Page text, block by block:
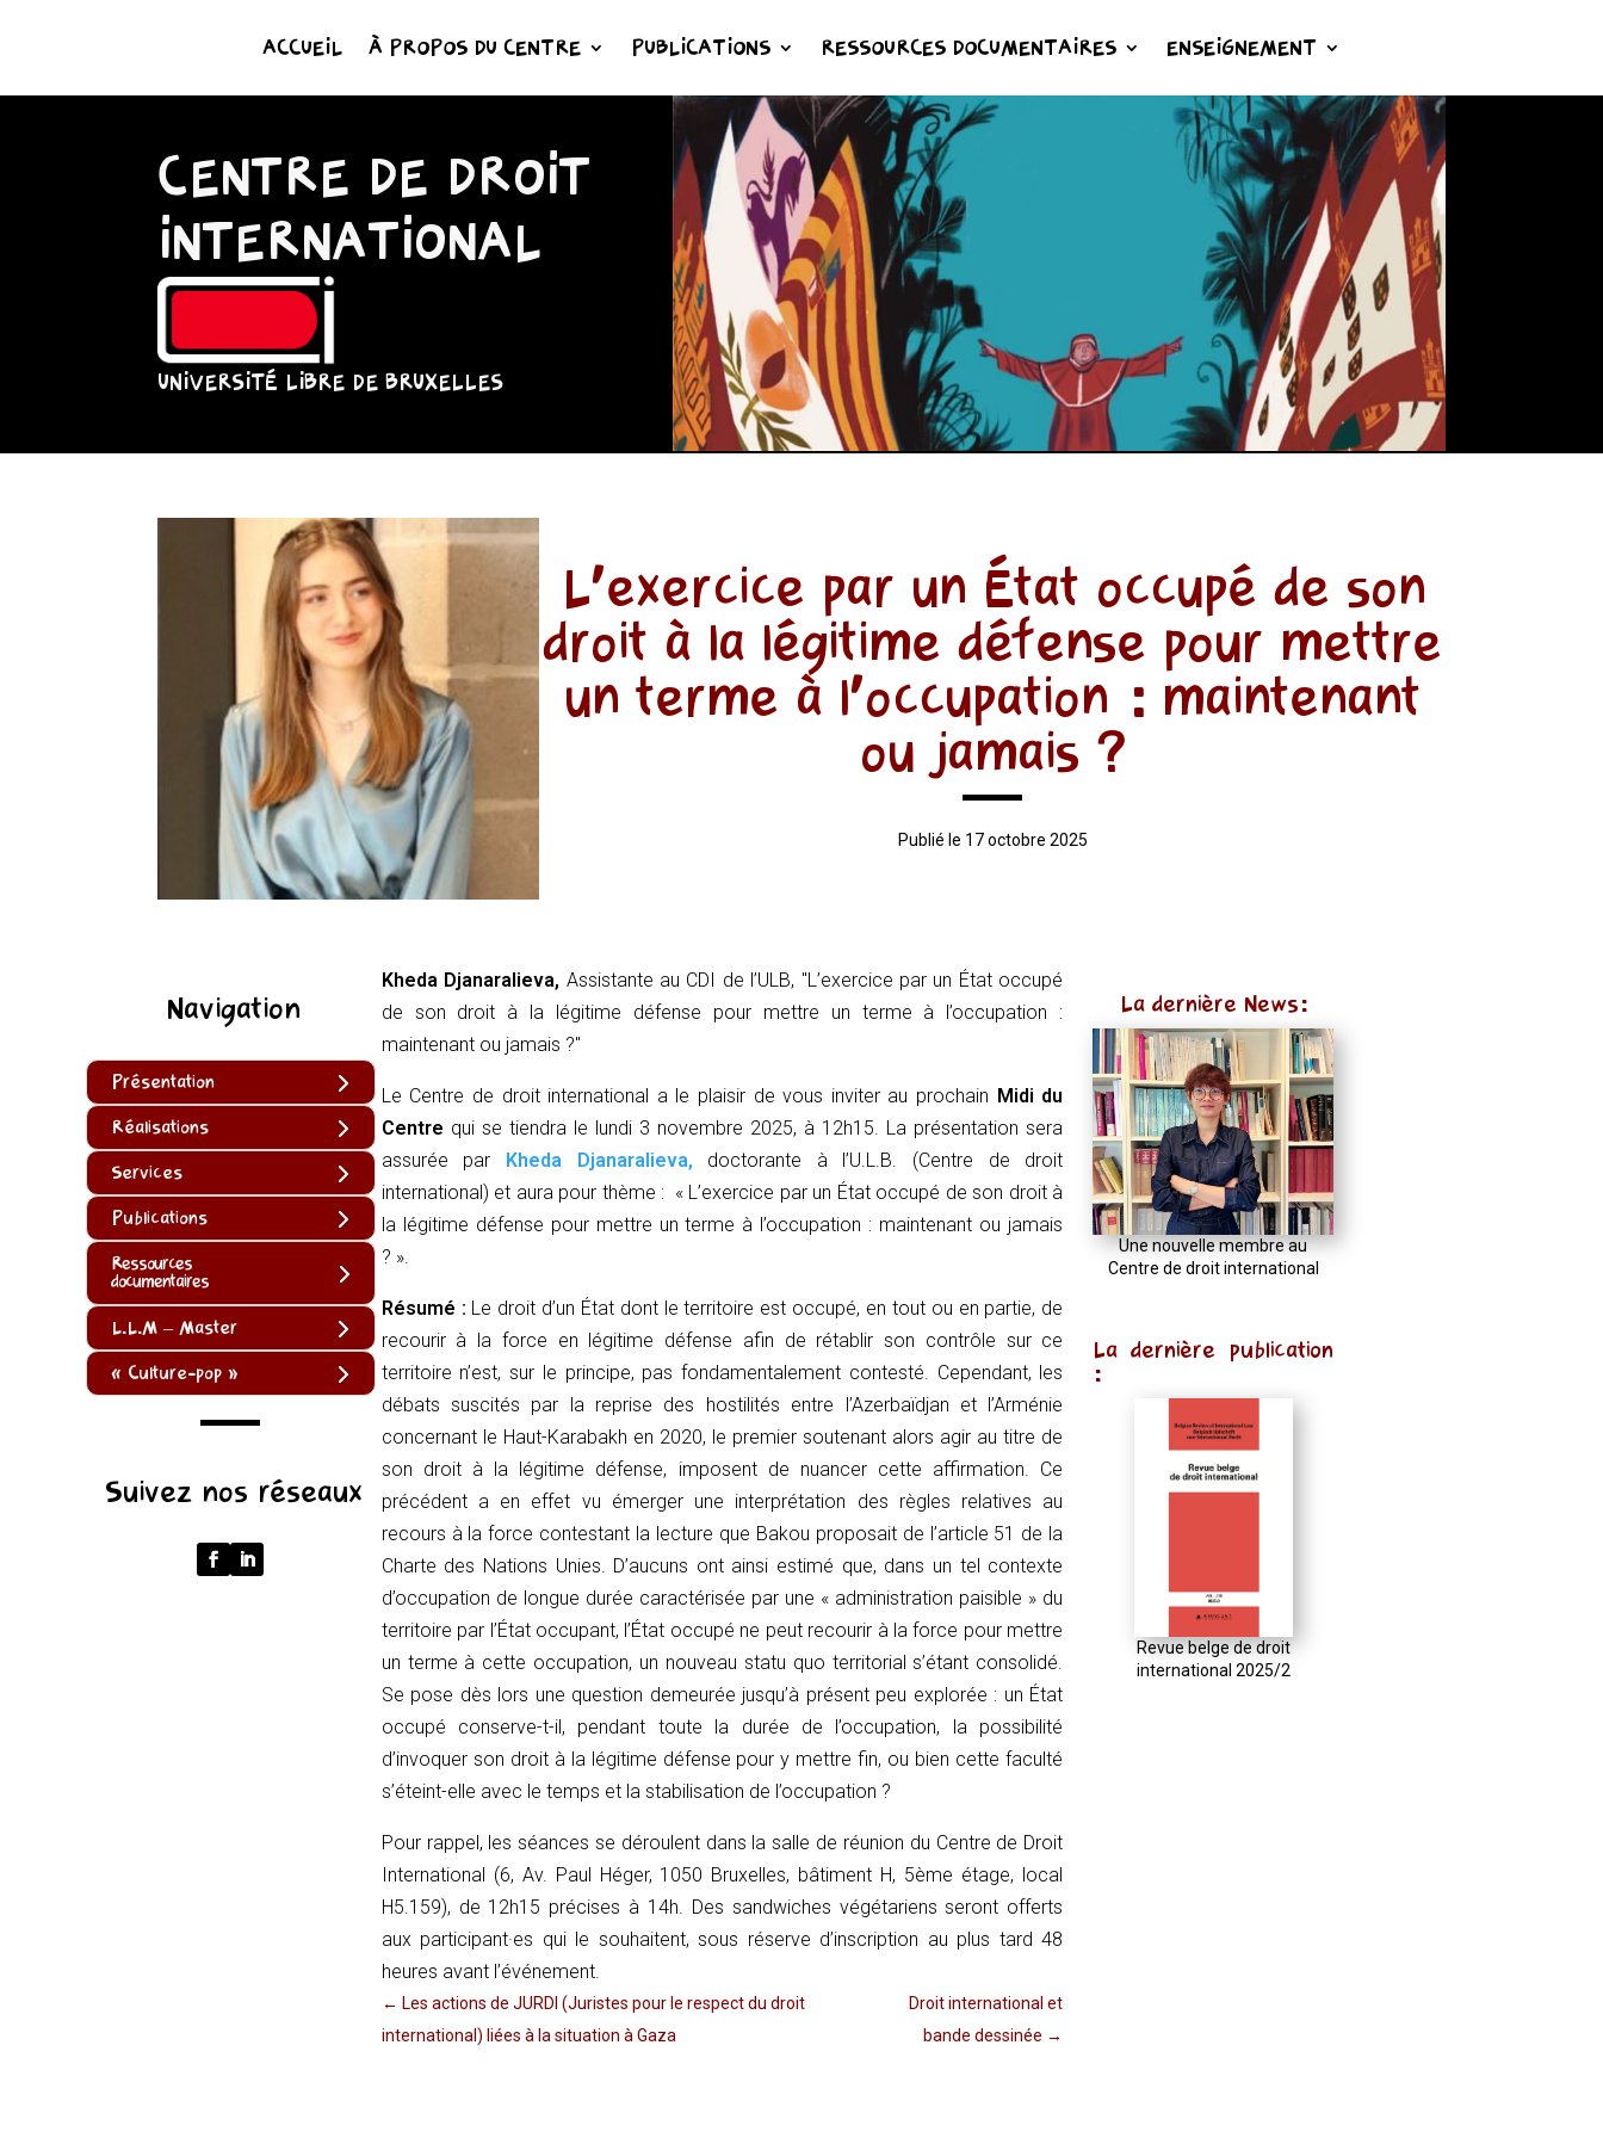
ACCUEIL À PROPOS DU CENTRE PUBLICATIONS RESSOURCES DOCUMENTAIRES ENSEIGNEMENT
CENTRE DE DROIT
INTERNATIONAL
UNIVERSITÉ LIBRE DE BRUXELLES
L’exercice par un État occupé de son
droit à la légitime défense pour mettre
un terme à l’occupation : maintenant
ou jamais ?
Publié le 17 octobre 2025
Navigation
Présentation
Réalisations
Services
Publications
Ressources
documentaires
L.L.M – Master
« Culture-pop »
Suivez nos réseaux
Kheda Djanaralieva, Assistante au CDI de l’ULB, "L’exercice par un État occupé
de son droit à la légitime défense pour mettre un terme à l’occupation :
maintenant ou jamais ?"
Le Centre de droit international a le plaisir de vous inviter au prochain Midi du
Centre qui se tiendra le lundi 3 novembre 2025, à 12h15. La présentation sera
assurée par Kheda Djanaralieva, doctorante à l’U.L.B. (Centre de droit
international) et aura pour thème : « L’exercice par un État occupé de son droit à
la légitime défense pour mettre un terme à l’occupation : maintenant ou jamais
? ».
Résumé : Le droit d’un État dont le territoire est occupé, en tout ou en partie, de
recourir à la force en légitime défense afin de rétablir son contrôle sur ce
territoire n’est, sur le principe, pas fondamentalement contesté. Cependant, les
débats suscités par la reprise des hostilités entre l’Azerbaïdjan et l’Arménie
concernant le Haut-Karabakh en 2020, le premier soutenant alors agir au titre de
son droit à la légitime défense, imposent de nuancer cette affirmation. Ce
précédent a en effet vu émerger une interprétation des règles relatives au
recours à la force contestant la lecture que Bakou proposait de l’article 51 de la
Charte des Nations Unies. D’aucuns ont ainsi estimé que, dans un tel contexte
d’occupation de longue durée caractérisée par une « administration paisible » du
territoire par l’État occupant, l’État occupé ne peut recourir à la force pour mettre
un terme à cette occupation, un nouveau statu quo territorial s’étant consolidé.
Se pose dès lors une question demeurée jusqu’à présent peu explorée : un État
occupé conserve-t-il, pendant toute la durée de l’occupation, la possibilité
d’invoquer son droit à la légitime défense pour y mettre fin, ou bien cette faculté
s’éteint-elle avec le temps et la stabilisation de l’occupation ?
Pour rappel, les séances se déroulent dans la salle de réunion du Centre de Droit
International (6, Av. Paul Héger, 1050 Bruxelles, bâtiment H, 5ème étage, local
H5.159), de 12h15 précises à 14h. Des sandwiches végétariens seront offerts
aux participant·es qui le souhaitent, sous réserve d’inscription au plus tard 48
heures avant l’événement.
← Les actions de JURDI (Juristes pour le respect du droit
international) liées à la situation à Gaza
Droit international et
bande dessinée →
La dernière News:
Une nouvelle membre au
Centre de droit international
La dernière publication
:
Revue belge de droit
international 2025/2